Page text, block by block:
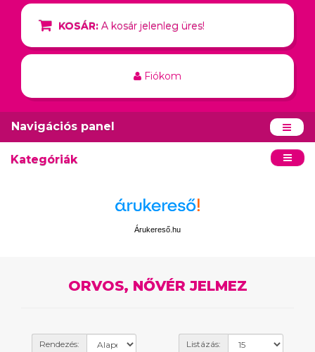
KOSÁR: A kosár jelenleg üres!
Fiókom
Navigációs panel
Kategóriák
Árukereső.hu
ORVOS, NŐVÉR JELMEZ
Rendezés: Listázás: